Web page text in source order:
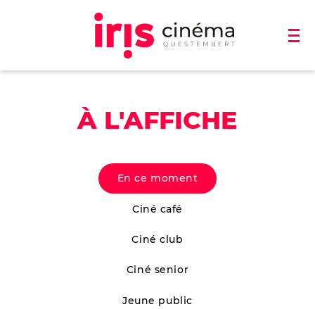
À L'AFFICHE
En ce moment
Ciné café
Ciné club
Ciné senior
Jeune public